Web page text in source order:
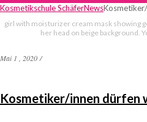
Kosmetikschule SchäferNews
girl with moisturizer cream mask showing
her head on beige background.
Mai 1 , 2020 /
Kosmetiker/innen dürfen